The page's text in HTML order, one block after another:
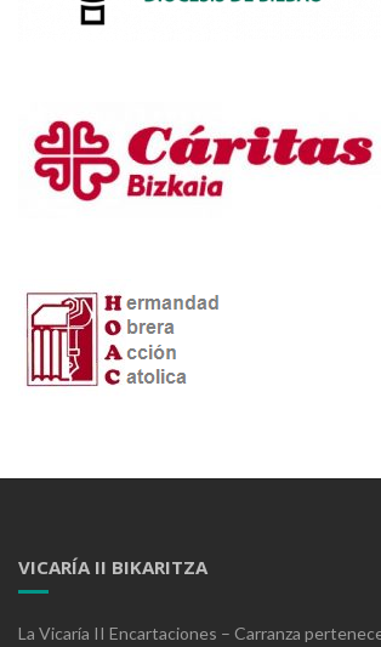
VICARÍA II BIKARITZA
La Vicaría II Encartaciones – Carranza